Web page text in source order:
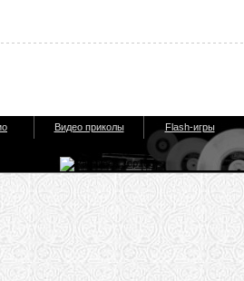
Видео приколы
Flash-игры